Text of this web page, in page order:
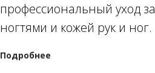
профессиональный уход за
ногтями и кожей рук и ног.
Подробнее